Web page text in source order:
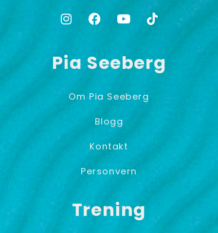
Pia Seeberg
Om Pia Seeberg
Blogg
Kontakt
Personvern
Trening